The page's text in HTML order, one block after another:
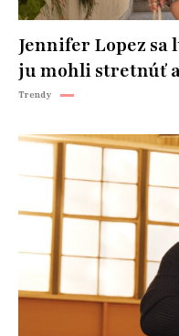
Jennifer Lopez sa
ju mohli stretnúť
Trendy